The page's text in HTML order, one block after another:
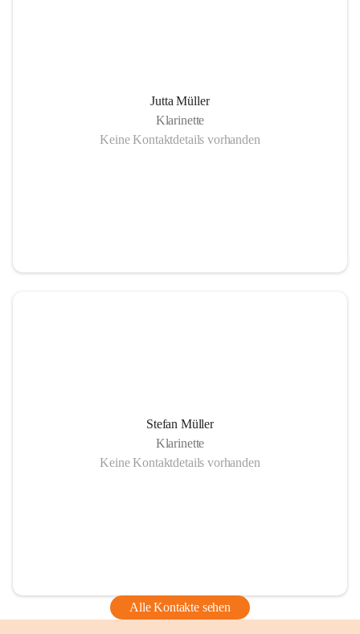
Jutta Müller
Klarinette
Keine Kontaktdetails vorhanden
Stefan Müller
Klarinette
Keine Kontaktdetails vorhanden
Alle Kontakte sehen